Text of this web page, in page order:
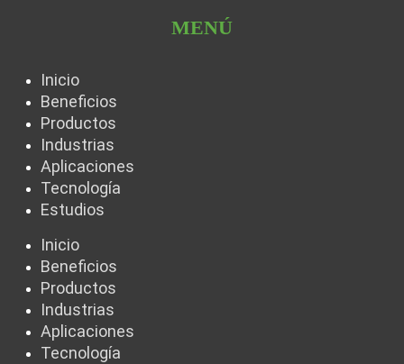
MENÚ
Inicio
Beneficios
Productos
Industrias
Aplicaciones
Tecnología
Estudios
Inicio
Beneficios
Productos
Industrias
Aplicaciones
Tecnología